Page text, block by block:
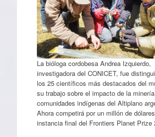
La bióloga cordobesa Andrea Izquierdo,
investigadora del CONICET, fue
los 25 científicos más destacados del
su trabajo sobre el impacto de la
comunidades indígenas del Altiplano
Ahora competirá por un millón de
instancia final del Frontiers Planet Prize